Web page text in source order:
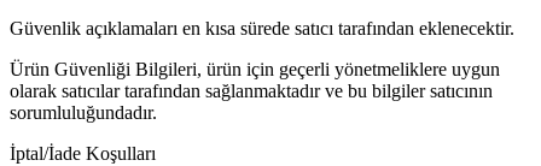
Güvenlik açıklamaları en kısa sürede satıcı tarafından eklenecektir.
Ürün Güvenliği Bilgileri, ürün için geçerli yönetmeliklere uygun
olarak satıcılar tarafından sağlanmaktadır ve bu bilgiler satıcının
sorumluluğundadır.
İptal/İade Koşulları